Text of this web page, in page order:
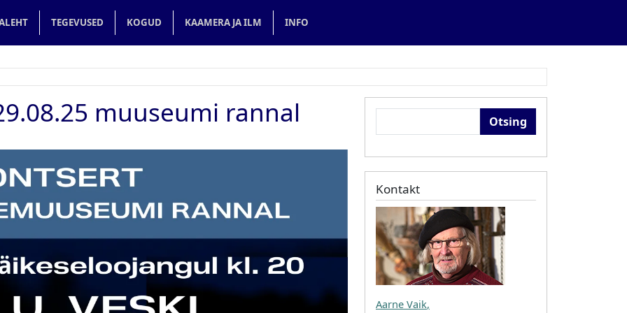
navigation
TEGEVUSED KOGUD KAAMERA JA ILM INFO
muuseumi rannal
Kontakt
Aarne Vaik,